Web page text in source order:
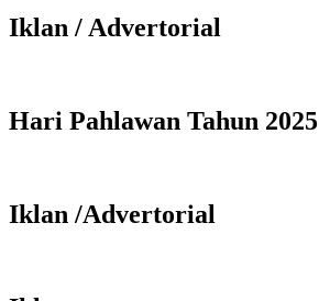
Iklan / Advertorial
Hari Pahlawan Tahun 2025
Iklan /Advertorial